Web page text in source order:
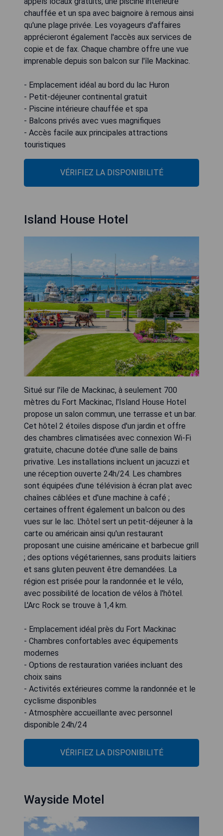
chauffée et un spa avec baignoire à remous ainsi
qu'une plage privée. Les voyageurs d'affaires
apprécieront également l'accès aux services de
copie et de fax. Chaque chambre offre une vue
imprenable depuis son balcon sur l'île Mackinac.
- Emplacement idéal au bord du lac Huron
- Petit-déjeuner continental gratuit
- Piscine intérieure chauffée et spa
- Balcons privés avec vues magnifiques
- Accès facile aux principales attractions
touristiques
VÉRIFIEZ LA DISPONIBILITÉ
Island House Hotel
Situé sur l'île de Mackinac, à seulement 700
mètres du Fort Mackinac, l'Island House Hotel
propose un salon commun, une terrasse et un bar.
Cet hôtel 2 étoiles dispose d'un jardin et offre
des chambres climatisées avec connexion Wi-Fi
gratuite, chacune dotée d'une salle de bains
privative. Les installations incluent un jacuzzi et
une réception ouverte 24h/24. Les chambres
sont équipées d'une télévision à écran plat avec
chaînes câblées et d'une machine à café ;
certaines offrent également un balcon ou des
vues sur le lac. L'hôtel sert un petit-déjeuner à la
carte ou américain ainsi qu'un restaurant
proposant une cuisine américaine et barbecue grill
; des options végétariennes, sans produits laitiers
et sans gluten peuvent être demandées. La
région est prisée pour la randonnée et le vélo,
avec possibilité de location de vélos à l'hôtel.
L'Arc Rock se trouve à 1,4 km.
- Emplacement idéal près du Fort Mackinac
- Chambres confortables avec équipements
modernes
- Options de restauration variées incluant des
choix sains
- Activités extérieures comme la randonnée et le
cyclisme disponibles
- Atmosphère accueillante avec personnel
disponible 24h/24
VÉRIFIEZ LA DISPONIBILITÉ
Wayside Motel